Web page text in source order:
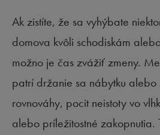
Ak zistíte, že sa vyhýbate
domova kvôli schodiskám
možno je čas zvážiť zmeny.
patrí držanie sa nábytku alebo
rovnováhy, pocit neistoty vo
alebo príležitostné zakopnutia.